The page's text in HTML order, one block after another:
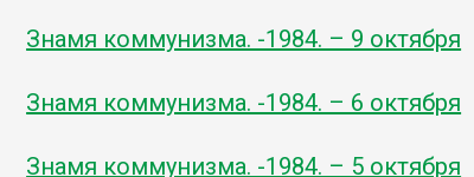
Знамя коммунизма. -1984. – 9 октября
Знамя коммунизма. -1984. – 6 октября
Знамя коммунизма. -1984. – 5 октября